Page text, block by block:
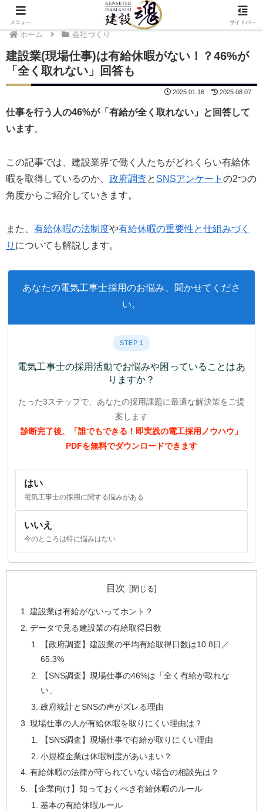
ホーム 会社づくり
建設業(現場仕事)は有給休暇がない！？46%が
「全く取れない」回答も
2025.01.16 2025.08.07
仕事を行う人の46%が「有給が全く取れない」と回答して
います。
この記事では、建設業界で働く人たちがどれくらい有給休
暇を取得しているのか、 政府調査と SNSアンケート の2つの
角度からご紹介していきます。
また、 有給休暇の法制度や有給休暇の重要性と仕組みづく
り についても解説します。
あなたの電気工事士採用のお悩み、聞かせてくださ
い。
STEP 1
電気工事士の採用活動でお悩みや困っていることはあ
りますか？
たった3ステップで、あなたの採用課題に最適な解決策をご提
案します
診断完了後、「誰でもできる！即実践の電工採用ノウハウ」
PDFを無料でダウンロードできます
はい
電気工事士の採用に関する悩みがある
いいえ
今のところは特に悩みはない
目次
建設業は有給がないってホント？
データで見る建設業の有給取得日数
【政府調査】建設業の平均有給取得日数は10.8日／
65.3%
【SNS調査】現場仕事の46%は「全く有給が取れな
い」
政府統計とSNSの声がズレる理由
現場仕事の人が有給休暇を取りにくい理由は？
【SNS調査】現場仕事で有給が取りにくい理由
小規模企業は休暇制度があいまい？
有給休暇の法律が守られていない場合の相談先は？
【企業向け】知っておくべき有給休暇のルール
基本の有給休暇ルール
メニュー サイドバー